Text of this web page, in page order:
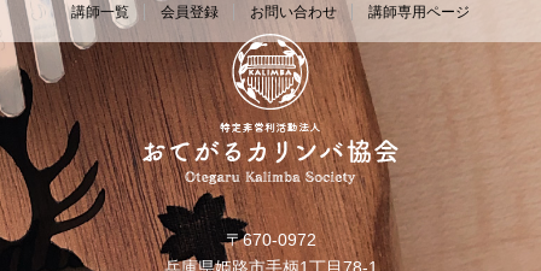
〒670-0972
兵庫県姫路市手柄1丁目78-1
講師一覧
会員登録 お問い合わせ 講師専用ページ